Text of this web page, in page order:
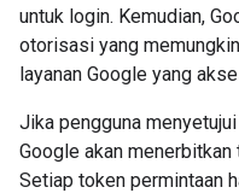
untuk login. Kemudian,
otorisasi yang
layanan Google yang
Jika pengguna
Google akan
Setiap token permintaan